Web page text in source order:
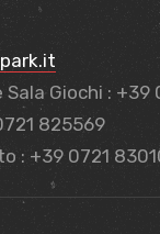
Giochi : +39
825569
: +39 0721